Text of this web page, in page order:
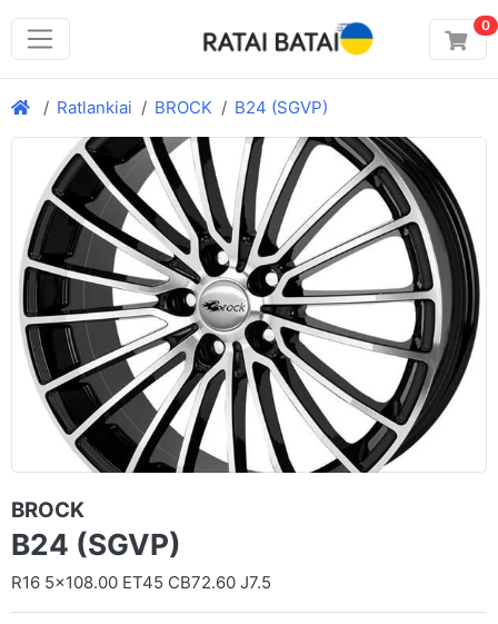
0
Ratlankiai BROCK B24 (SGVP)
BROCK
B24 (SGVP)
R16 5x108.00 ET45 CB72.60 J7.5